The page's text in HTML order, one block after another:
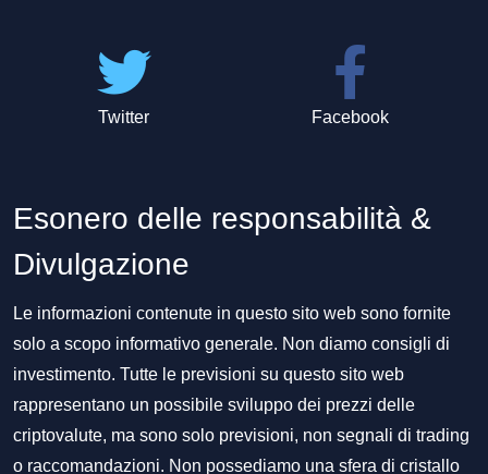
Twitter Facebook
Esonero delle responsabilità &
Divulgazione
Le informazioni contenute in questo sito web sono fornite
solo a scopo informativo generale. Non diamo consigli di
investimento. Tutte le previsioni su questo sito web
rappresentano un possibile sviluppo dei prezzi delle
criptovalute, ma sono solo previsioni, non segnali di trading
o raccomandazioni. Non possediamo una sfera di cristallo